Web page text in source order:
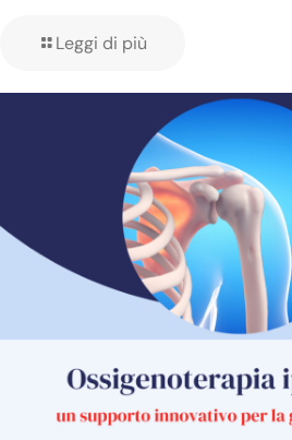
Leggi di più